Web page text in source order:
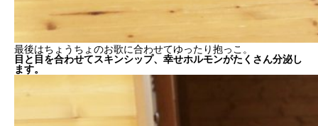
最後はちょうちょのお歌に合わせてゆったり抱っこ。
目と目を合わせてスキンシップ、幸せホルモンがたくさん分泌し
ます。